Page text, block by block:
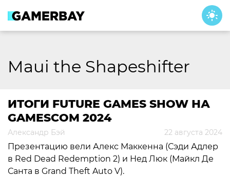
content
Maui the Shapeshifter
ИТОГИ FUTURE GAMES SHOW НА
GAMESCOM 2024
Александр Бэй 22 августа 2024
Презентацию вели Алекс Маккенна (Сэди Адлер
в Red Dead Redemption 2) и Нед Люк (Майкл Де
Санта в Grand Theft Auto V).